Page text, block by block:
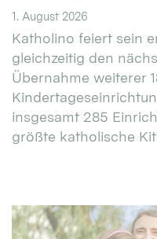
1. August 2026
Katholino feiert sein
gleichzeitig den
Übernahme weiterer
insgesamt 285
größte katholische